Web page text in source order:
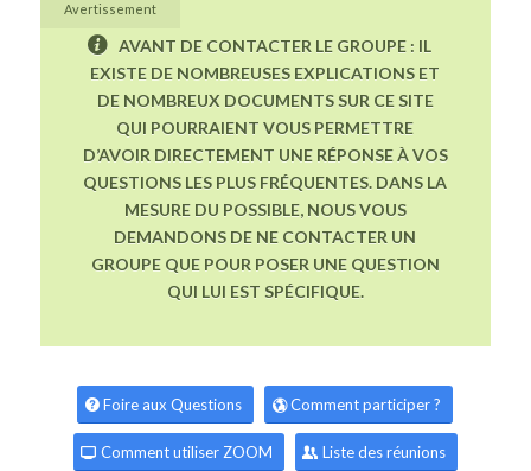
Avertissement
AVANT DE CONTACTER LE GROUPE : IL
EXISTE DE NOMBREUSES EXPLICATIONS ET
DE NOMBREUX DOCUMENTS SUR CE SITE
QUI POURRAIENT VOUS PERMETTRE
D’AVOIR DIRECTEMENT UNE RÉPONSE À VOS
QUESTIONS LES PLUS FRÉQUENTES. DANS LA
MESURE DU POSSIBLE, NOUS VOUS
DEMANDONS DE NE CONTACTER UN
GROUPE QUE POUR POSER UNE QUESTION
QUI LUI EST SPÉCIFIQUE.
Foire aux Questions Comment participer ?
Comment utiliser ZOOM Liste des réunions